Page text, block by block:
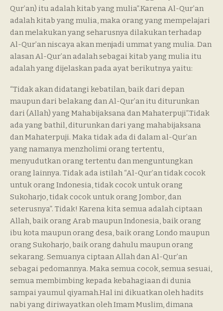
Qur’an) itu adalah kitab yang mulia”.Karena Al-Qur’an
adalah kitab yang mulia, maka orang yang mempelajari
dan melakukan yang seharusnya dilakukan terhadap
Al-Qur’an niscaya akan menjadi ummat yang mulia. Dan
alasan Al-Qur’an adalah sebagai kitab yang mulia itu
adalah yang dijelaskan pada ayat berikutnya yaitu:
“Tidak akan didatangi kebatilan, baik dari depan
maupun dari belakang dan Al-Qur’an itu diturunkan
dari (Allah) yang Mahabijaksana dan Mahaterpuji”.Tidak
ada yang bathil, diturunkan dari yang mahabijaksana
dan Mahaterpuji. Maka tidak ada di dalam al-Qur’an
yang namanya menzholimi orang tertentu,
menyudutkan orang tertentu dan menguntungkan
orang lainnya. Tidak ada istilah “Al-Qur’an tidak cocok
untuk orang Indonesia, tidak cocok untuk orang
Sukoharjo, tidak cocok untuk orang Jombor, dan
seterusnya”. Tidak! Karena kita semua adalah ciptaan
Allah, baik orang Arab maupun Indonesia, baik orang
ibu kota maupun orang desa, baik orang Londo maupun
orang Sukoharjo, baik orang dahulu maupun orang
sekarang. Semuanya ciptaan Allah dan Al-Qur’an
sebagai pedomannya. Maka semua cocok, semua sesuai,
semua membimbing kepada kebahagiaan di dunia
sampai yaumul qiyamah.Hal ini dikuatkan oleh hadits
nabi yang diriwayatkan oleh Imam Muslim, dimana